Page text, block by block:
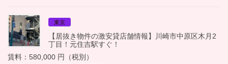
東京
【居抜き物件の激安貸店舗情報】川崎市中原区木月2
丁目！元住吉駅すぐ！
賃料：580,000 円（税別）